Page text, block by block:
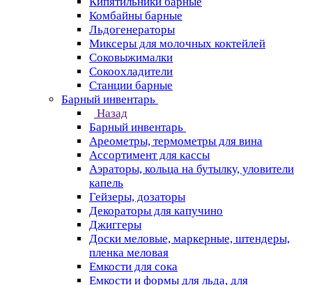
Комбайны барные
Льдогенераторы
Миксеры для молочных коктейлей
Соковыжималки
Сокоохладители
Станции барные
Барный инвентарь
Назад
Барный инвентарь
Ареометры, термометры для вина
Ассортимент для кассы
Аэраторы, кольца на бутылку, уловители
капель
Гейзеры, дозаторы
Декораторы для капучино
Джиггеры
Доски меловые, маркерные, штендеры,
пленка меловая
Емкости для сока
Емкости и формы для льда, для